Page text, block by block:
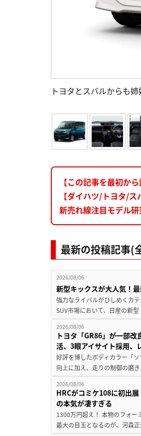
トヨタとスバルからも
【この記事を最初から
【ダイハツ/トヨタ/
新売れ線注目モデル
最新の投稿記事(
2026/08/06
新型キックスが大人気！
強力なライバルがひしめくカ
SUV市場において、日産の新
2026/08/06
トヨタ「GR86」が一部
活、3眼アイサイト採用、
好評を博したボディカラー「
向上に加え、走りの制御の磨
2026/08/06
HRCがコミケ108に初出
の本気が凄すぎる
1300万円超え！ 本物のフォー
最大の目玉となるのが、河森